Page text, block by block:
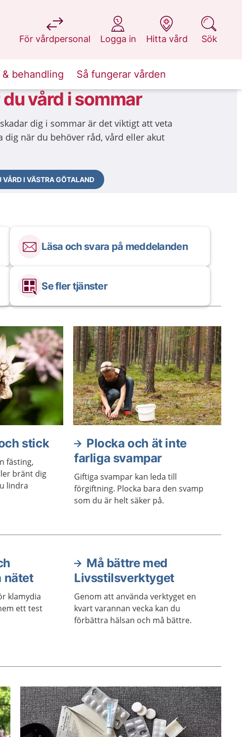
För vårdpersonal
på 1177.se
Logga in
på 1177.se
Hitta vård
på 1177.se
Sök
på 1177.se
behandling Så fungerar vården
vård i sommar
dig i sommar är det viktigt att veta
dig när du behöver råd, vård eller akut
VÅRD I VÄSTRA GÖTALAND
Läsa och svara på meddelanden
Se fler tjänster
stick
fästing,
bränt dig
lindra
Plocka och ät inte
farliga svampar
Giftiga svampar kan leda till
förgiftning. Plocka bara den svamp
som du är helt säker på.
nätet
klamydia
ett test
Må bättre med
Livsstilsverktyget
Genom att använda verktyget en
kvart varannan vecka kan du
förbättra hälsan och må bättre.